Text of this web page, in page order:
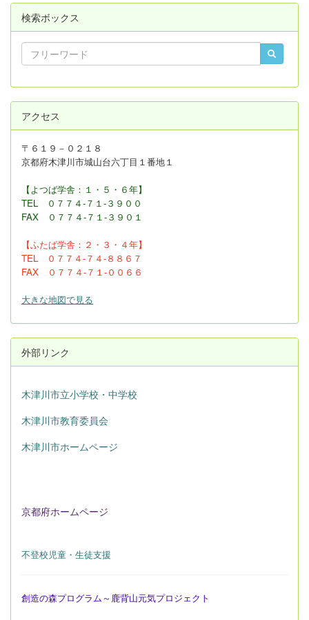
検索ボックス
アクセス
〒６１９－０２１８
京都府木津川市城山台六丁目１番地１
【よつば学舎：１・５・６年】
TEL ０７７４-７１-３９００
FAX
０７７４-７１-３９０１
【ふたば学舎：２・３ ・４年】
TEL ０７７４-７４-８８６７
FAX ０７７４-７１-００６６
大きな地図で見る
外部リンク
木津川市立小学校・中学校
木津川市教育委員会
木津川市ホームページ
京都府ホームページ
不登校児童・生徒支援
創造の森プログラム～鹿背山元気プロジェクト